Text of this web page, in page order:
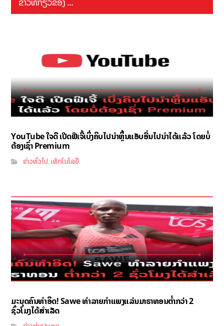
YouTube ໃຈດີ ເປີດຟີເຈີ້ເບິ່ງຄິບໄປນຳຫຼິ້ນແອັບອື່ນໄປນຳໄດ້ແລ້ວ ໂດຍບໍ່
ຕ້ອງເຊົ່າ Premium
ຂ່າວທົ່ວໄປ,ເທັກໂນໂລຢີ
ມະນຸດຄົນທຳອິດ! Sawe ທຳລາຍກຳແພງແລ່ນມາຣາທອນຕ່ຳກວ່າ 2
ຊົ່ວໂມງໄດ້ສຳເລັດ